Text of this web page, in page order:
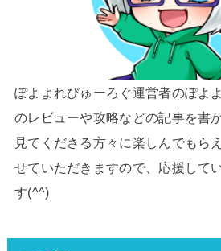
ぽよよれびゅーろぐ運営者のぽよ
のレビューや攻略などの記事を書
見てくださる方々に楽しんでもら
せていただきますので、応援して
す(^^)